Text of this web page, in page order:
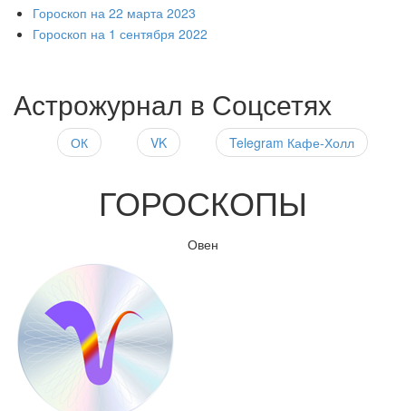
Гороскоп на 22 марта 2023
Гороскоп на 1 сентября 2022
Астрожурнал в Соцсетях
ОК VK Telegram Кафе-Холл
ГОРОСКОПЫ
Овен